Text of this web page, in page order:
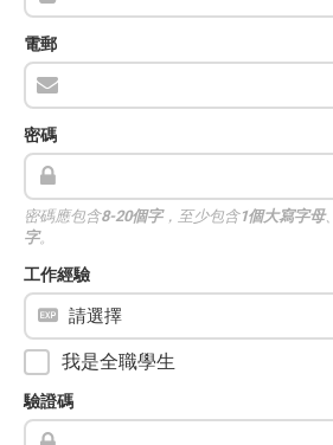
電郵
密碼
密碼應包含8-20個字，至少包含1個大寫字母、
字。
工作經驗
我是全職學生
驗證碼